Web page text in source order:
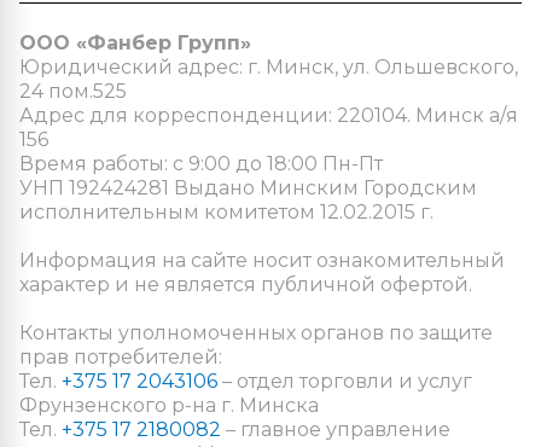
ООО «Фанбер Групп»
Юридический адрес: г. Минск, ул. Ольшевского,
24 пом.525
Адрес для корреспонденции: 220104. Минск а/я
156
Время работы: с 9:00 до 18:00 Пн-Пт
УНП 192424281 Выдано Минским Городским
исполнительным комитетом 12.02.2015 г.
Информация на сайте носит ознакомительный
характер и не является публичной офертой.
Контакты уполномоченных органов по защите
прав потребителей:
Тел. +375 17 2043106 – отдел торговли и услуг
Фрунзенского р-на г. Минска
Тел. +375 17 2180082 – главное управление